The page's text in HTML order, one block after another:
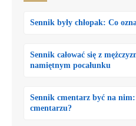
Sennik były chłopak: Co
Sennik całować się z
namiętnym pocałunku
Sennik cmentarz być na nim:
cmentarzu?